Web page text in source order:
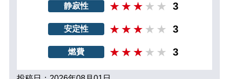
静寂性 3
安定性 3
燃費 3